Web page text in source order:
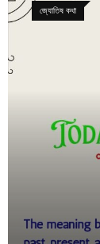
জ্যোতিষ কথা